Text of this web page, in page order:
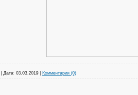
Дата: 03.03.2019 Комментарии (0)